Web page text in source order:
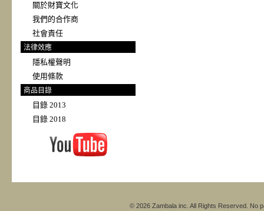
關於財寶文化
我們的合作商
社會責任
法律效應
隱私權聲明
使用條款
商品目錄
目錄 2013
目錄 2018
© 2026 Zambala inc. All Rights Reserved. No